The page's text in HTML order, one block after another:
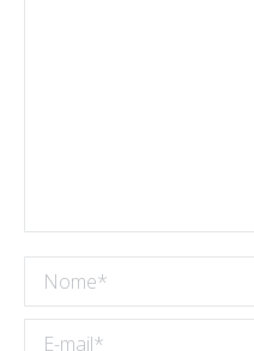
Nome *
E-mail *